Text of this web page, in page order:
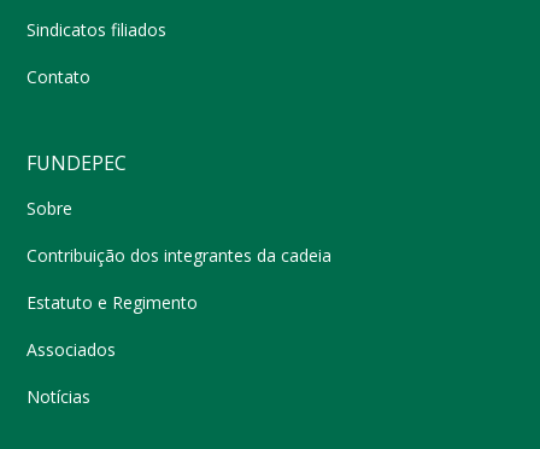
Sindicatos filiados
Contato
FUNDEPEC
Sobre
Contribuição dos integrantes da cadeia
Estatuto e Regimento
Associados
Notícias